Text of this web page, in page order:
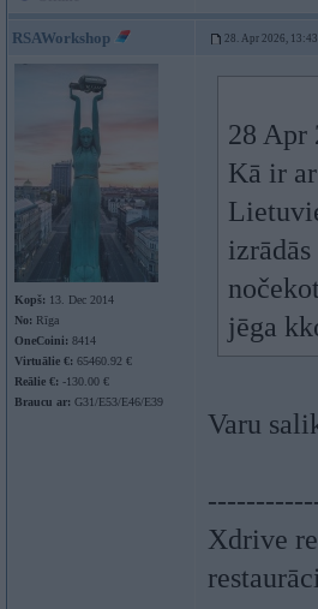
RSAWorkshop 28. Apr 2026, 13:43
Kopš: 13. Dec 2014
No: Rīga
OneCoini: 8414
Virtuālie €: 65460.92 €
Reālie €: -130.00 €
Braucu ar: G31/E53/E46/E39
28 Apr
Kā ir
izrādās
jēga
Varu
Xdrive